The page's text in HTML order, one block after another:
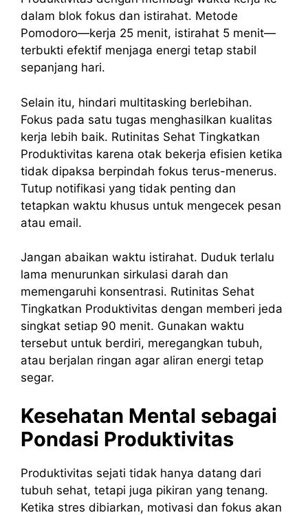
dalam blok fokus dan istirahat. Metode
Pomodoro—kerja 25 menit, istirahat 5 menit—
terbukti efektif menjaga energi tetap stabil
sepanjang hari.
Selain itu, hindari multitasking berlebihan.
Fokus pada satu tugas menghasilkan kualitas
kerja lebih baik. Rutinitas Sehat Tingkatkan
Produktivitas karena otak bekerja efisien ketika
tidak dipaksa berpindah fokus terus-menerus.
Tutup notifikasi yang tidak penting dan
tetapkan waktu khusus untuk mengecek pesan
atau email.
Jangan abaikan waktu istirahat. Duduk terlalu
lama menurunkan sirkulasi darah dan
memengaruhi konsentrasi. Rutinitas Sehat
Tingkatkan Produktivitas dengan memberi jeda
singkat setiap 90 menit. Gunakan waktu
tersebut untuk berdiri, meregangkan tubuh,
atau berjalan ringan agar aliran energi tetap
segar.
Kesehatan Mental sebagai
Pondasi Produktivitas
Produktivitas sejati tidak hanya datang dari
tubuh sehat, tetapi juga pikiran yang tenang.
Ketika stres dibiarkan, motivasi dan fokus akan